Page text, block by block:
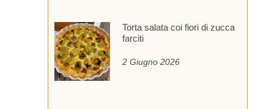
Torta salata coi fiori di zucca
farciti
2 Giugno 2026